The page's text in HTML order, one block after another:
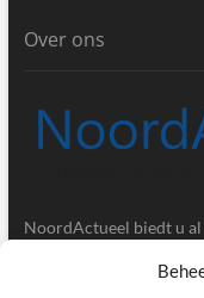
Over ons
NoordActueel biedt u